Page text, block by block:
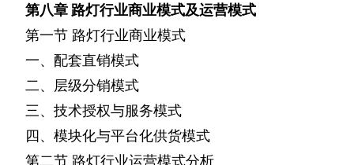
第八章 路灯行业商业模式及运营模式
第一节 路灯行业商业模式
一、配套直销模式
二、层级分销模式
三、技术授权与服务模式
四、模块化与平台化供货模式
第二节 路灯行业运营模式分析